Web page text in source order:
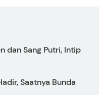
dan Sang Putri, Intip
Saatnya Bunda